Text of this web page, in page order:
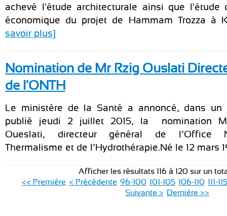
achevé l'étude architecturale ainsi que l'étude
économique du projet de Hammam Trozza à
savoir plus]
Nomination de Mr Rzig Ouslati
de l'ONTH
Le ministère de la Santé a annoncé, dans un
publié jeudi 2 juillet 2015, la nomination
Oueslati, directeur général de l’Office
Thermalisme et de l’Hydrothérapie.Né le 12 mars
Afficher les résultats 116 à 120 sur un
<< Première < Précédente 96-100 101-105 106-110 111-115
Suivante > Dernière >>